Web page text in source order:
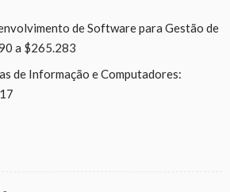
de Software para Gestão de
a $265.283
de Informação e Computadores: